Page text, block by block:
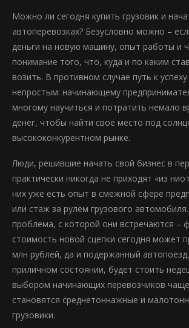
Можно ли сегодня купить грузовик и
автоперевозках? Безусловно можно –
деньги на новую машину, опыт работы и
понимание того, что, куда и по каким
возить. В противном случае путь к
непростым: начинающему
многому научиться и потратить немало
денег, чтобы найти своё место под
высококонкурентном рынке.
Люди, решившие начать свой бизнес в
практически никогда не приходят «из
них уже есть опыт в смежной сфере
или стаж за рулём грузового
проблема, с которой они встречаются –
стоимость новой сцепки сегодня может
млн рублей, да и подержанный
приличном состоянии, будет стоить
выбором начинающих перевозчиков
становятся среднетоннажные и
грузовики.